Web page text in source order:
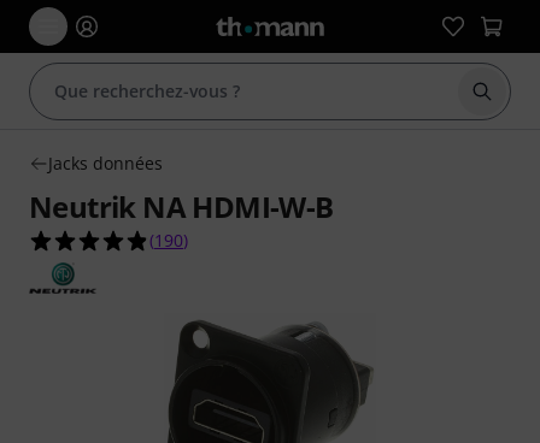
Jacks données
Neutrik NA HDMI-W-B
4.9 étoiles sur 5 d'après 190 évaluations clients
(190)